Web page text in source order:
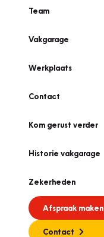
Team
Vakgarage
Werkplaats
Contact
Kom gerust verder
Historie vakgarage
Zekerheden
Afspraak maken
Contact